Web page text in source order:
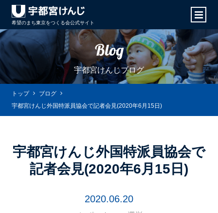
希望のまち東京をつくる会公式サイト
Blog
宇都宮けんじブログ
トップ
ブログ
宇都宮けんじ外国特派員協会で記者会見(2020年6月15日)
宇都宮けんじ外国特派員協会で
記者会見(2020年6月15日)
2020.06.20